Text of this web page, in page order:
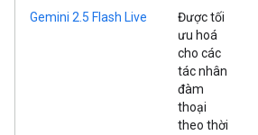
Gemini 2.5 Flash Live
Được tối
ưu hoá
cho các
tác nhân
đàm
thoại
theo thời